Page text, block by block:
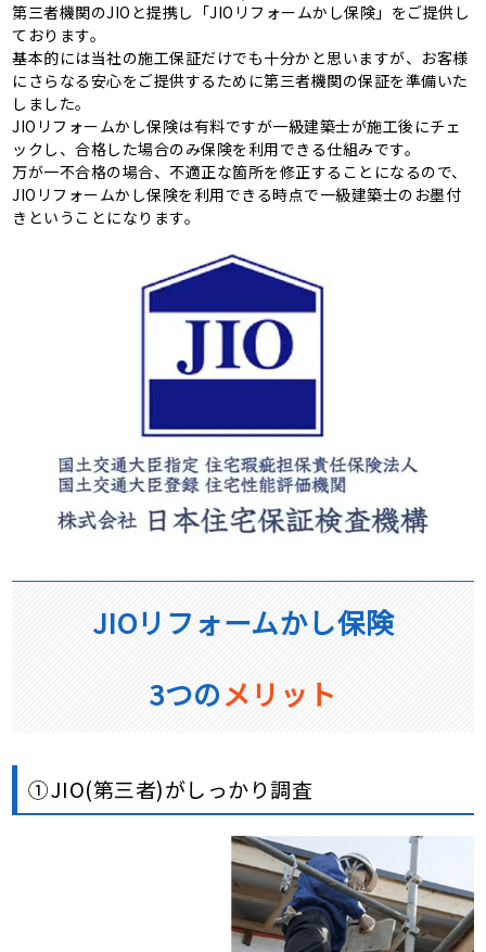
第三者機関のJIOと提携し「JIOリフォームかし保険」をご提供し
ております。
基本的には当社の施工保証だけでも十分かと思いますが、お客様
にさらなる安心をご提供するために第三者機関の保証を準備いた
しました。
JIOリフォームかし保険は有料ですが一級建築士が施工後にチェ
ックし、合格した場合のみ保険を利用できる仕組みです。
万が一不合格の場合、不適正な箇所を修正することになるので、
JIOリフォームかし保険を利用できる時点で一級建築士のお墨付
きということになります。
JIOリフォームかし保険
3つのメリット
①JIO(第三者)がしっかり調査